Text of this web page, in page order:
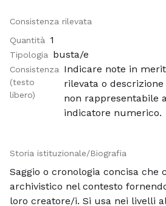
Consistenza rilevata
Quantità
1
Tipologia busta/e
Consistenza
(testo
libero)
Indicare note in
rilevata o
non rappresentabile
indicatore numerico.
Storia istituzionale/Biografia
Saggio o cronologia concisa che
archivistico nel contesto
loro creatore/i. Si usa nei livelli